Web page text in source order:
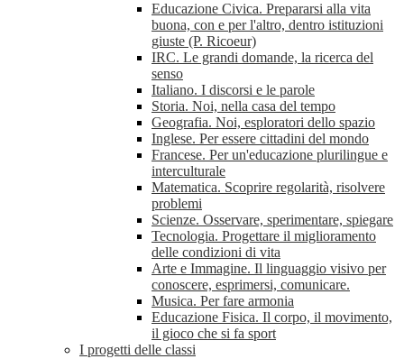
Educazione Civica. Prepararsi alla vita
buona, con e per l'altro, dentro istituzioni
giuste (P. Ricoeur)
IRC. Le grandi domande, la ricerca del
senso
Italiano. I discorsi e le parole
Storia. Noi, nella casa del tempo
Geografia. Noi, esploratori dello spazio
Inglese. Per essere cittadini del mondo
Francese. Per un'educazione plurilingue e
interculturale
Matematica. Scoprire regolarità, risolvere
problemi
Scienze. Osservare, sperimentare, spiegare
Tecnologia. Progettare il miglioramento
delle condizioni di vita
Arte e Immagine. Il linguaggio visivo per
conoscere, esprimersi, comunicare.
Musica. Per fare armonia
Educazione Fisica. Il corpo, il movimento,
il gioco che si fa sport
I progetti delle classi